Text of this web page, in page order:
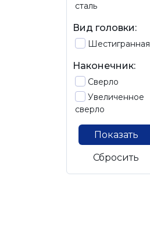
сталь
Вид головки:
Шестигранная
Наконечник:
Сверло
Увеличенное
сверло
Показать
Сбросить